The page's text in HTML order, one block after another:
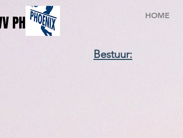
HOME
Bestuur:
PHOENIX